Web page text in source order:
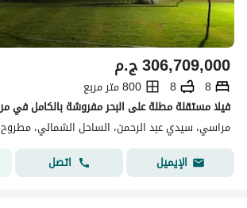
ج.م306,709,000
8
8
800 متر مربع
مراسي، سيدي عبد الرحمن، الساحل الشمالي، مطروح
الإيميل
اتصل